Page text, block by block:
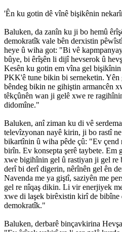
'Ên ku gotin dê vînê bişikênin
Baluken, da zanîn ku ji bo hemû
demokratîk vale bên derxistin
heye û wiha got: "Bi vê
bûye, bi êrîşên li dijî hevserok û
Kesên ku gotin em vîna gel
PKK'ê tune bikin bi serneketin. Yên
bêndeg bikin ne gihiştin armancên
têkçûnên wan ji gelê xwe re
didomîne."
Baluken, anî ziman ku di vê
televîzyonan nayê kirin, ji bo rastî
bikartînin û wiha pêde çû: "Ev çend
birîn. Ev konsepta şerê taybete. Em
xwe bigihînin gel û rastiyan ji gel
derî bi derî digerin, nêrînên gel ên
Navenda me ya giştî, saziyên me
gel re nîqaş dikin. Li vir enerjiyek
xwe di laşek birêxistin kirî de bibîne
demokratîk."
Baluken, derbarê binçavkirina